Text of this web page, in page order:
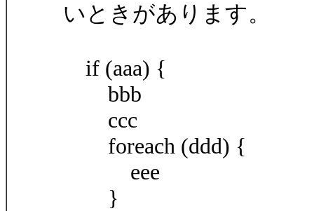
いときがあります。
if (aaa) {
bbb
ccc
foreach (ddd) {
eee
}